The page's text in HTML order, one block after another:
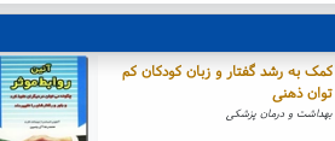
کمک به رشد گفتار و زبان کودکان کم
توان ذهنی
بهداشت و درمان پزشکی